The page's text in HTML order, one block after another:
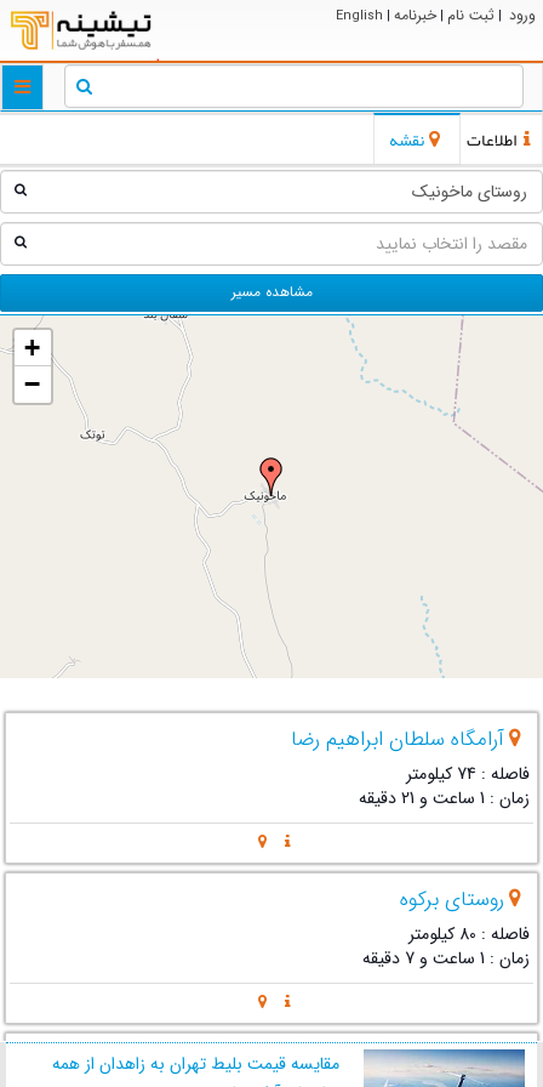
ورود | ثبت نام | خبرنامه |
English
اطلاعات نقشه
مشاهده مسیر
+
−
آرامگاه سلطان ابراهیم رضا
فاصله : 74 کیلومتر
زمان : 1 ساعت و 21 دقیقه
روستای برکوه
فاصله : 80 کیلومتر
زمان : 1 ساعت و 7 دقیقه
سد برکوه
مقایسه قیمت بلیط تهران به زاهدان از همه